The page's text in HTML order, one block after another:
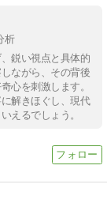
析
鋭い視点と具体的
ながら、その背後
心を刺激します。
解きほぐし、現代
えるでしょう。